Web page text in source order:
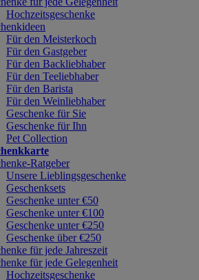
Hochzeitsgeschenke
Für den Meisterkoch
Für den Gastgeber
Für den Backliebhaber
Für den Teeliebhaber
Für den Barista
Für den Weinliebhaber
Geschenke für Sie
Geschenke für Ihn
Pet Collection
Ratgeber
Unsere Lieblingsgeschenke
Geschenksets
Geschenke unter €50
Geschenke unter €100
Geschenke unter €250
Geschenke über €250
für jede Jahreszeit
für jede Gelegenheit
Hochzeitsgeschenke